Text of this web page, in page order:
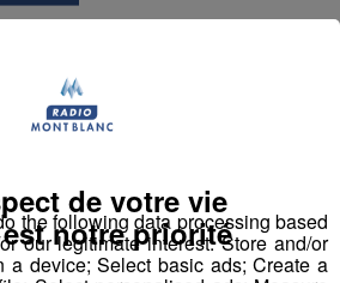
polyvalent - Employée
sauveteur - Maître
the following data processing based
our legitimate interest: Store and/or
a device; Select basic ads; Create a
de votre vie
notre priorité